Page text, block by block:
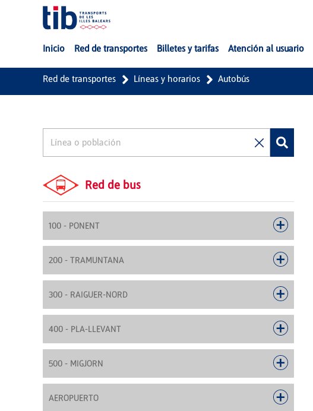
Saltar al contenido principal
Inicio Red de transportes Billetes y tarifas Atención al usuario
Red de transportes Líneas y horarios Autobús
Red de bus
100 - PONENT
200 - TRAMUNTANA
300 - RAIGUER-NORD
400 - PLA-LLEVANT
500 - MIGJORN
AEROPUERTO